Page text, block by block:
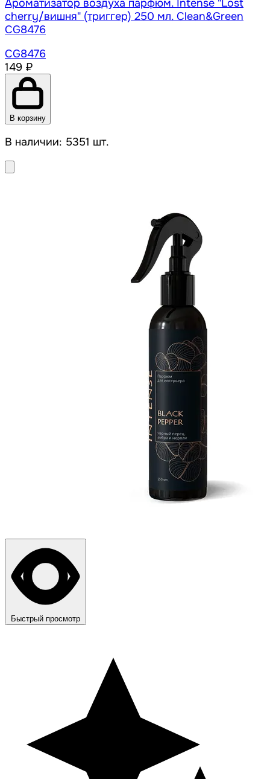
Ароматизатор воздуха парфюм. Intense "Lost
cherry/вишня" (триггер) 250 мл. Clean&Green
CG8476
CG8476
149 ₽
В корзину
В наличии: 5351 шт.
Быстрый просмотр